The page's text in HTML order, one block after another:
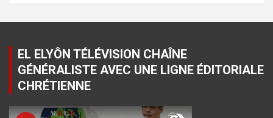
EL ELYÔN TÉLÉVISION CHAÎNE
GÉNÉRALISTE AVEC UNE LIGNE ÉDITORIALE
CHRÉTIENNE